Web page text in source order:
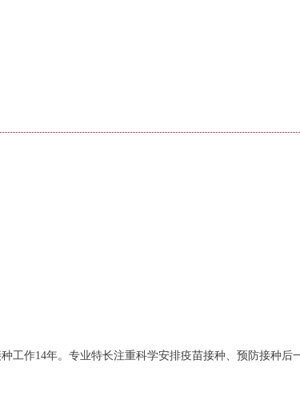
工作14年。专业特长注重科学安排疫苗接种、预防接种